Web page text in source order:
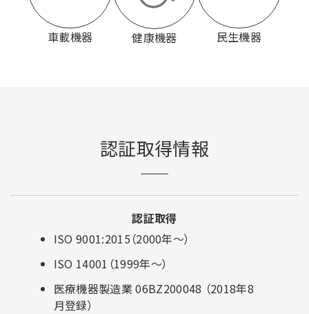
車載機器 健康機器 民生機器
認証取得情報
認証取得
ISO 9001:2015（2000年～）
ISO 14001（1999年～）
医療機器製造業 06BZ200048 （2018年8
月登録）